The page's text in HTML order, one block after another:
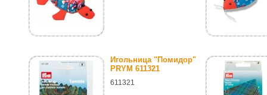
Игольница "Помидор"
PRYM 611321
611321